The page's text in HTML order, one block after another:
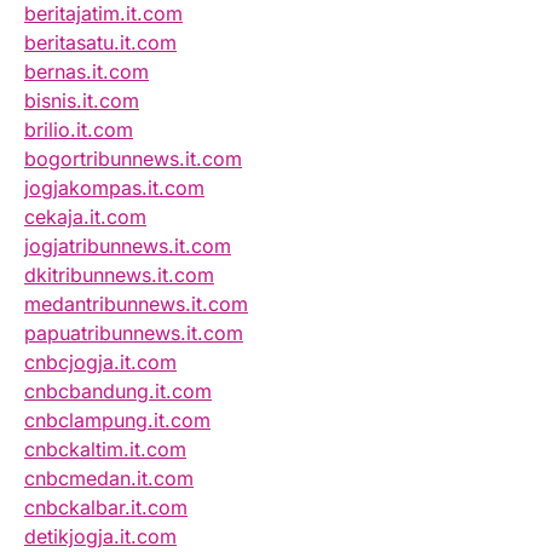
beritajatim.it.com
beritasatu.it.com
bernas.it.com
bisnis.it.com
brilio.it.com
bogortribunnews.it.com
jogjakompas.it.com
cekaja.it.com
jogjatribunnews.it.com
dkitribunnews.it.com
medantribunnews.it.com
papuatribunnews.it.com
cnbcjogja.it.com
cnbcbandung.it.com
cnbclampung.it.com
cnbckaltim.it.com
cnbcmedan.it.com
cnbckalbar.it.com
detikjogja.it.com